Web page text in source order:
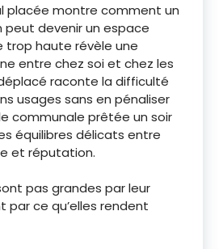
placée montre comment un
devenir un espace
trop haute révèle une
entre chez soi et chez les
raconte la difficulté
usages sans en pénaliser
communale prêtée un soir
équilibres délicats entre
et réputation.
pas grandes par leur
par ce qu’elles rendent